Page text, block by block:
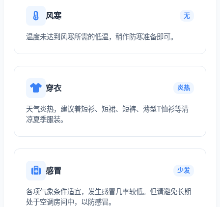
风寒 无
温度未达到风寒所需的低温，稍作防寒准备即可。
穿衣 炎热
天气炎热，建议着短衫、短裙、短裤、薄型T恤衫等清
凉夏季服装。
感冒 少发
各项气象条件适宜，发生感冒几率较低。但请避免长期
处于空调房间中，以防感冒。